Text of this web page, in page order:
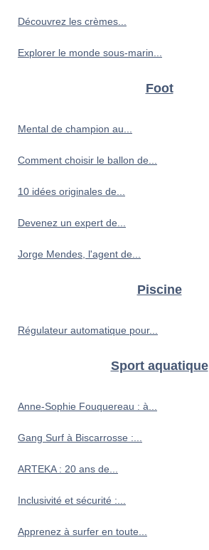
Découvrez les crèmes...
Explorer le monde sous-marin...
Foot
Mental de champion au...
Comment choisir le ballon de...
10 idées originales de...
Devenez un expert de...
Jorge Mendes, l'agent de...
Piscine
Régulateur automatique pour...
Sport aquatique
Anne-Sophie Fouquereau : à...
Gang Surf à Biscarrosse :...
ARTEKA : 20 ans de...
Inclusivité et sécurité :...
Apprenez à surfer en toute...